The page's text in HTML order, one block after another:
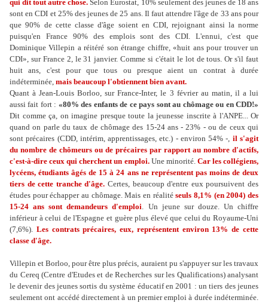
qui dit tout autre chose. Selon Eurostat, 10% seulement des jeunes de 18 ans
sont en CDI et 25% des jeunes de 25 ans. Il faut attendre l'âge de 33 ans pour
que 90% de cette classe d'âge soient en CDI, rejoignant ainsi la norme
puisqu'en France 90% des emplois sont des CDI. L'ennui, c'est que
Dominique Villepin a réitéré son étrange chiffre, «huit ans pour trouver un
CDI», sur France 2, le 31 janvier. Comme si c'était le lot de tous. Or s'il faut
huit ans, c'est pour que tous ou presque aient un contrat à durée
indéterminée, mais beaucoup l'obtiennent bien avant.
Quant à Jean-Louis Borloo, sur France-Inter, le 3 février au matin, il a lui
aussi fait fort : «80% des enfants de ce pays sont au chômage ou en CDD!»
Dit comme ça, on imagine presque toute la jeunesse inscrite à l'ANPE... Or
quand on parle du taux de chômage des 15-24 ans - 23% - ou de ceux qui
sont précaires (CDD, intérim, apprentissages, etc.) - environ 54% -, il s'agit
du nombre de chômeurs ou de précaires par rapport au nombre d'actifs,
c'est-à-dire ceux qui cherchent un emploi.Une minorité. Car les collégiens,
lycéens, étudiants âgés de 15 à 24 ans ne représentent pas moins de deux
tiers de cette tranche d'âge. Certes, beaucoup d'entre eux poursuivent des
études pour échapper au chômage. Mais en réalitéseuls 8,1% (en 2004) des
15-24 ans sont demandeurs d'emploi. Un jeune sur douze. Un chiffre
inférieur à celui de l'Espagne et guère plus élevé que celui du Royaume-Uni
(7,6%). Les contrats précaires, eux, représentent environ 13% de cette
classe d'âge.
Villepin et Borloo, pour être plus précis, auraient pu s'appuyer sur les travaux
du Cereq (Centre d'Etudes et de Recherches sur les Qualifications) analysant
le devenir des jeunes sortis du système éducatif en 2001 : un tiers des jeunes
seulement ont accédé directement à un premier emploi à durée indéterminée.